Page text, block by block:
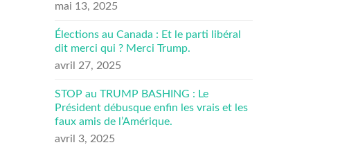
mai 13, 2025
Élections au Canada : Et le parti libéral
dit merci qui ? Merci Trump.
avril 27, 2025
STOP au TRUMP BASHING : Le
Président débusque enfin les vrais et les
faux amis de l’Amérique.
avril 3, 2025